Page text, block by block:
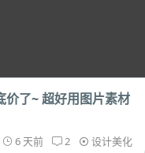
价了~ 超好用图片素材
6 天前 2 设计美化